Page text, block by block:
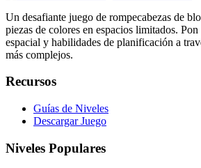
Un desafiante juego de rompecabezas de
piezas de colores en espacios limitados.
espacial y habilidades de planificación a
más complejos.
Recursos
Guías de Niveles
Descargar Juego
Niveles Populares